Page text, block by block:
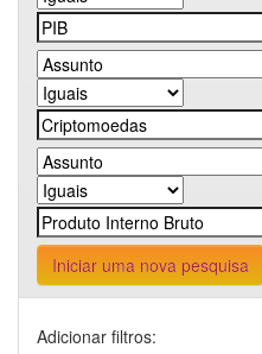
Iniciar uma nova pesquisa
Adicionar filtros: